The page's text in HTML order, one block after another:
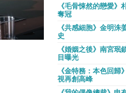
《毛骨悚然的戀愛》
奪冠
《共感細胞》金明洙
史
《婚姻之後》南宮珉
目曝光
《金特務：本色回歸
視再創高峰